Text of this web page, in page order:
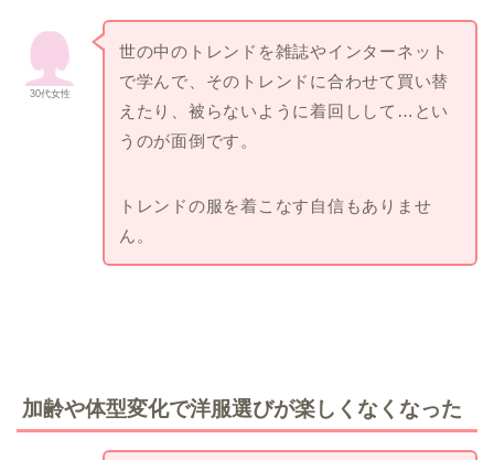
30代女性
世の中のトレンドを雑誌やインターネット
で学んで、そのトレンドに合わせて買い替
えたり、被らないように着回しして…とい
うのが面倒です。
トレンドの服を着こなす自信もありませ
ん。
加齢や体型変化で洋服選びが楽しくなくなった